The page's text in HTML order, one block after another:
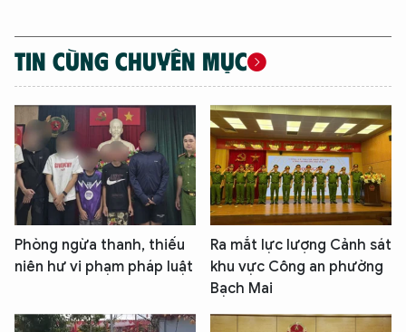
TIN CÙNG CHUYÊN MỤC
Phòng ngừa thanh, thiếu
niên hư vi phạm pháp luật
Ra mắt lực lượng Cảnh sát
khu vực Công an phường
Bạch Mai